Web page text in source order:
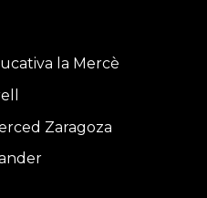
la Mercè
Zaragoza